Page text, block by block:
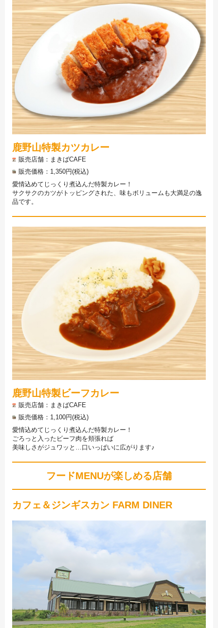
鹿野山特製カツカレー
販売店舗
まきばCAFE
販売価格
1,350円(税込)
愛情込めてじっくり煮込んだ特製カレー！
サクサクのカツがトッピングされた、味もボリュームも大満足の逸
品です。
鹿野山特製ビーフカレー
販売店舗
まきばCAFE
販売価格
1,100円(税込)
愛情込めてじっくり煮込んだ特製カレー！
ごろっと入ったビーフ肉を頬張れば
美味しさがジュワッと…口いっぱいに広がります♪
フードMENUが楽しめる店舗
カフェ＆ジンギスカン FARM DINER